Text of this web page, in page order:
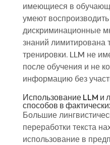
имеющиеся в
умеют
дискриминационные
знаний лимитирована
тренировки. LLM не
после обучения и не
информацию без
Использование LLM и
способов в
Большие
переработки текста
использование в